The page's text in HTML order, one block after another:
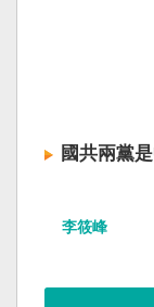
國共兩黨
李筱峰